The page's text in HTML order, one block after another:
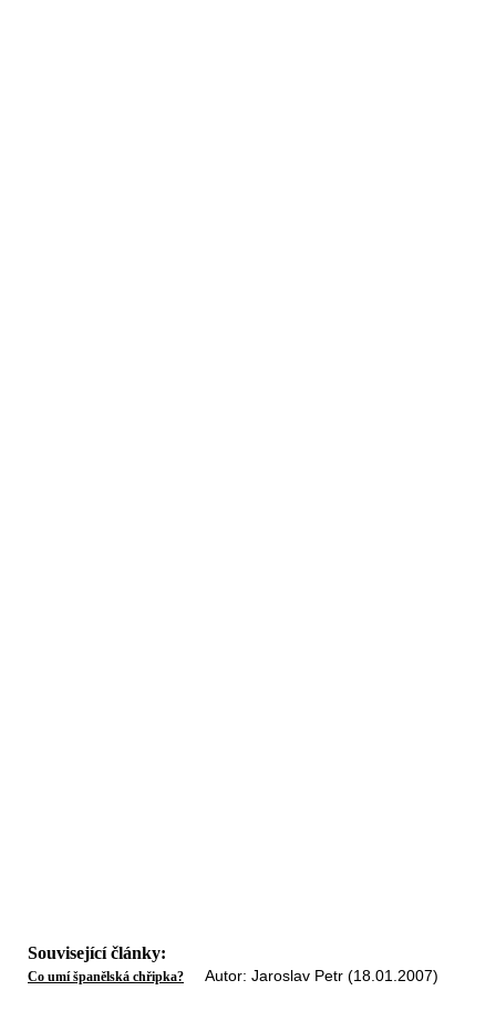
Související články:
Co umí španělská chřipka? Autor: Jaroslav Petr (18.01.2007)